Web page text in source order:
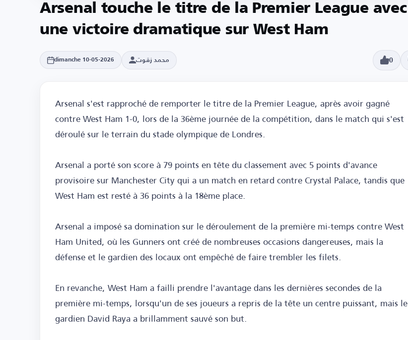
Arsenal touche le titre de la Premier League avec
une victoire dramatique sur West Ham
dimanche 10-05-2026 محمد زقوت 0
Arsenal s'est rapproché de remporter le titre de la Premier League, après avoir gagné
contre West Ham 1-0, lors de la 36ème journée de la compétition, dans le match qui s'est
déroulé sur le terrain du stade olympique de Londres.
Arsenal a porté son score à 79 points en tête du classement avec 5 points d'avance
provisoire sur Manchester City qui a un match en retard contre Crystal Palace, tandis que
West Ham est resté à 36 points à la 18ème place.
Arsenal a imposé sa domination sur le déroulement de la première mi-temps contre West
Ham United, où les Gunners ont créé de nombreuses occasions dangereuses, mais la
défense et le gardien des locaux ont empêché de faire trembler les filets.
En revanche, West Ham a failli prendre l'avantage dans les dernières secondes de la
première mi-temps, lorsqu'un de ses joueurs a repris de la tête un centre puissant, mais le
gardien David Raya a brillamment sauvé son but.